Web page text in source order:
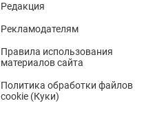
Редакция
Рекламодателям
Правила использования
материалов сайта
Политика обработки файлов
cookie (Куки)